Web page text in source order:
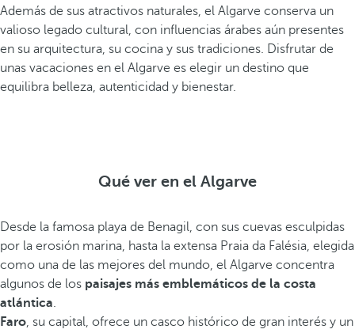
Además de sus atractivos naturales, el Algarve conserva un
valioso legado cultural, con influencias árabes aún presentes
en su arquitectura, su cocina y sus tradiciones. Disfrutar de
unas vacaciones en el Algarve es elegir un destino que
equilibra belleza, autenticidad y bienestar.
Qué ver en el Algarve
Desde la famosa playa de Benagil, con sus cuevas esculpidas
por la erosión marina, hasta la extensa Praia da Falésia, elegida
como una de las mejores del mundo, el Algarve concentra
algunos de los paisajes más emblemáticos de la costa
atlántica.
Faro, su capital, ofrece un casco histórico de gran interés y un
n
s
i
d
e
l